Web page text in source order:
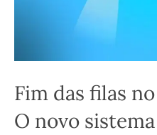
Fim das filas
O novo